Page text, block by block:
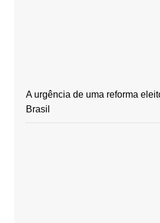
A urgência de uma reforma
Brasil